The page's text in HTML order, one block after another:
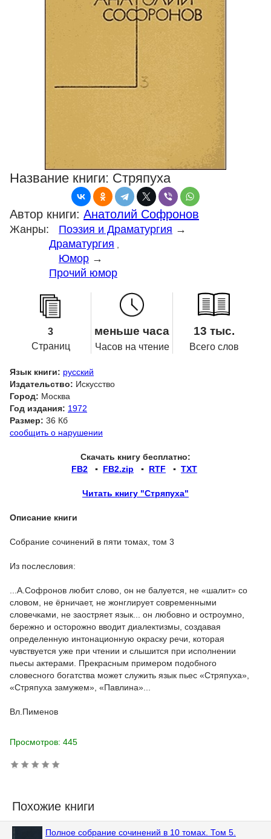
Название книги: Стряпуха
Автор книги: Анатолий Софронов
Жанры: Поэзия и Драматургия →
Драматургия
Юмор →
Прочий юмор
3
Страниц
меньше часа
Часов на чтение
13 тыс.
Всего слов
Язык книги: русский
Издательство: Искусство
Город: Москва
Год издания: 1972
Размер: 36 Кб
сообщить о нарушении
Скачать книгу бесплатно:
FB2 ▪ FB2.zip ▪ RTF ▪ TXT
Читать книгу "Стряпуха"
Описание книги
Собрание сочинений в пяти томах, том 3
Из послесловия:
...А.Софронов любит слово, он не балуется, не «шалит» со
словом, не ёрничает, не жонглирует современными
словечками, не заостряет язык... он любовно и остроумно,
бережно и осторожно вводит диалектизмы, создавая
определенную интонационную окраску речи, которая
чувствуется уже при чтении и слышится при исполнении
пьесы актерами. Прекрасным примером подобного
словесного богатства может служить язык пьес «Стряпуха»,
«Стряпуха замужем», «Павлина»...
Вл.Пименов
Просмотров: 445
Похожие книги
Полное собрание сочинений в 10 томах. Том 5.